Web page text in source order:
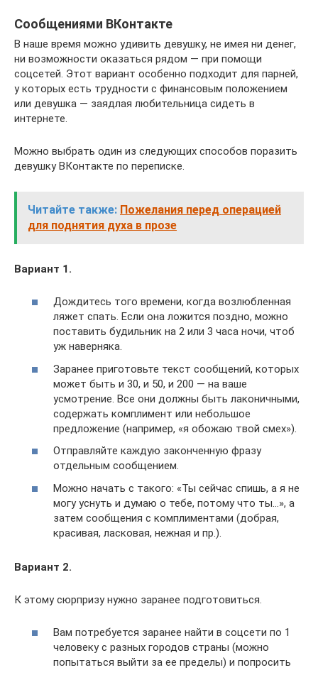
Сообщениями ВКонтакте
В наше время можно удивить девушку, не имея ни денег,
ни возможности оказаться рядом — при помощи
соцсетей. Этот вариант особенно подходит для парней,
у которых есть трудности с финансовым положением
или девушка — заядлая любительница сидеть в
интернете.
Можно выбрать один из следующих способов поразить
девушку ВКонтакте по переписке.
Читайте также: Пожелания перед операцией
для поднятия духа в прозе
Вариант 1.
Дождитесь того времени, когда возлюбленная
ляжет спать. Если она ложится поздно, можно
поставить будильник на 2 или 3 часа ночи, чтоб
уж наверняка.
Заранее приготовьте текст сообщений, которых
может быть и 30, и 50, и 200 — на ваше
усмотрение. Все они должны быть лаконичными,
содержать комплимент или небольшое
предложение (например, «я обожаю твой смех»).
Отправляйте каждую законченную фразу
отдельным сообщением.
Можно начать с такого: «Ты сейчас спишь, а я не
могу уснуть и думаю о тебе, потому что ты…», а
затем сообщения с комплиментами (добрая,
красивая, ласковая, нежная и пр.).
Вариант 2.
К этому сюрпризу нужно заранее подготовиться.
Вам потребуется заранее найти в соцсети по 1
человеку с разных городов страны (можно
попытаться выйти за ее пределы) и попросить